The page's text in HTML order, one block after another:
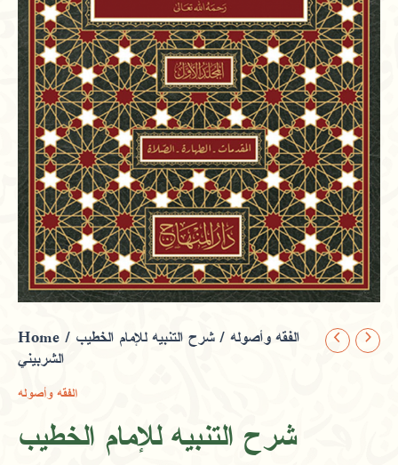
Home / الفقه وأصوله / شرح التنبيه للإمام الخطيب
الشربيني
الفقه وأصوله
شرح التنبيه للإمام الخطيب
شرح
التنبيه
الخطيب
الشربيني
quantity